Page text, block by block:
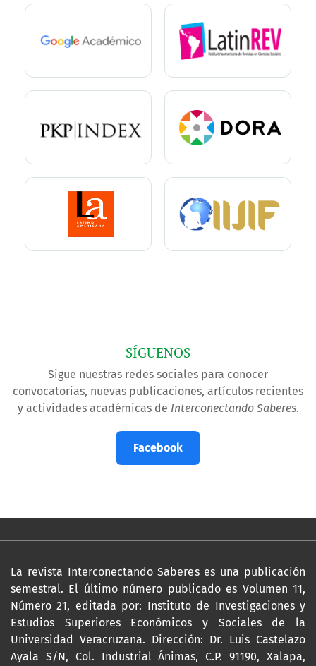
SÍGUENOS
Sigue nuestras redes sociales para conocer
convocatorias, nuevas publicaciones, artículos recientes
y actividades académicas de Interconectando Saberes.
Facebook
La revista Interconectando Saberes es una publicación
semestral. El último número publicado es Volumen 11,
Número 21, editada por: Instituto de Investigaciones y
Estudios Superiores Económicos y Sociales de la
Universidad Veracruzana. Dirección: Dr. Luis Castelazo
Ayala S/N, Col. Industrial Ánimas, C.P. 91190, Xalapa,